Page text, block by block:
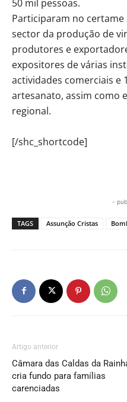
50 mil pessoas.
Participaram no
sector da produção de
produtores e
expositores de várias
actividades comerciais e
artesanato, assim como
regional.
[/shc_shortcode]
-
TAGS Assunção Cristas
Artigo anterior
Câmara das Caldas da
cria fundo para famílias
carenciadas